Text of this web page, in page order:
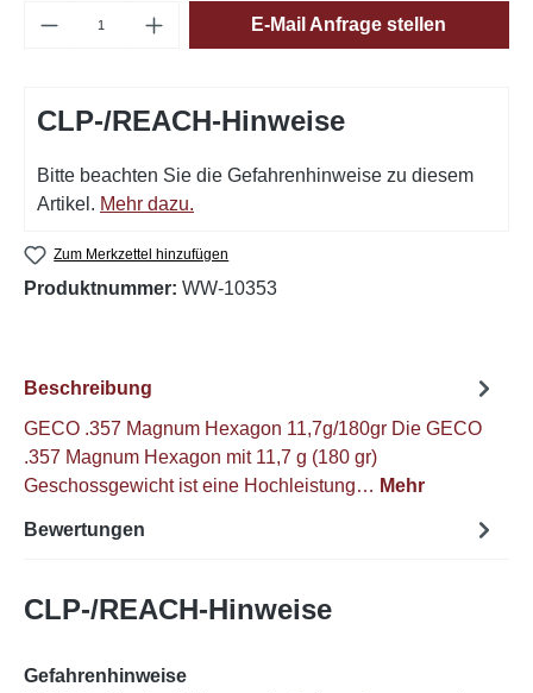
Produkt Anzahl: Gib den gewünschten
E-Mail Anfrage stellen
CLP-/REACH-Hinweise
Bitte beachten Sie die Gefahrenhinweise zu diesem
Artikel. Mehr dazu.
Zum Merkzettel hinzufügen
Produktnummer: WW-10353
Beschreibung
GECO .357 Magnum Hexagon 11,7g/180gr Die GECO
.357 Magnum Hexagon mit 11,7 g (180 gr)
Geschossgewicht ist eine Hochleistung… Mehr
Bewertungen
CLP-/REACH-Hinweise
Gefahrenhinweise